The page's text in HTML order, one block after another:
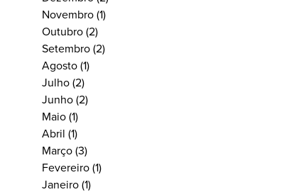
Novembro (1)
Outubro (2)
Setembro (2)
Agosto (1)
Julho (2)
Junho (2)
Maio (1)
Abril (1)
Março (3)
Fevereiro (1)
Janeiro (1)